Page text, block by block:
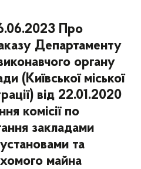
Про
Департаменту
органу
(Київської міської
від 22.01.2020
комісії по
закладами
та
майна